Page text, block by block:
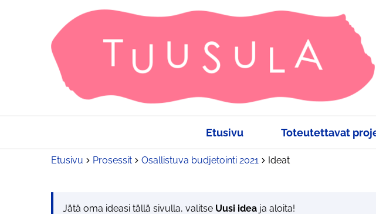
Etusivu Toteutettavat
Etusivu Prosessit Osallistuva budjetointi 2021 Ideat
Jätä oma ideasi tällä sivulla, valitse Uusi idea ja aloita!